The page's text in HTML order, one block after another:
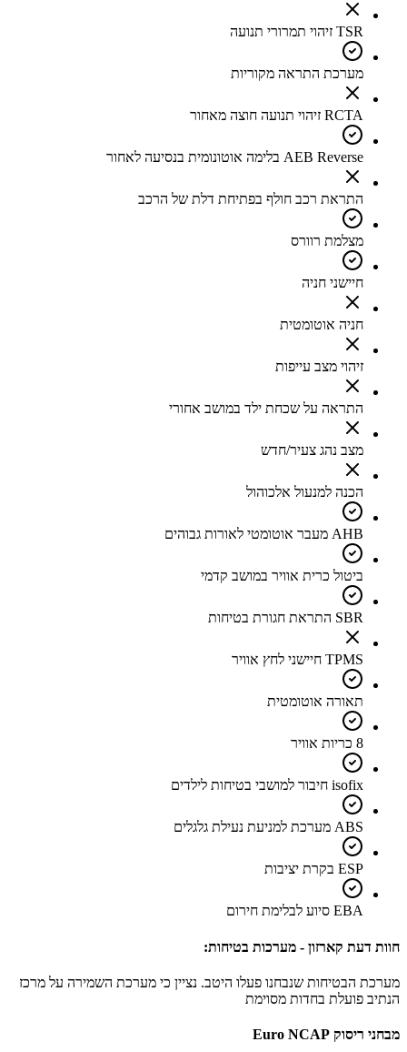
TSR זיהוי תמרורי תנועה
מערכת התראה מקוריות
RCTA זיהוי תנועה חוצה מאחור
AEB Reverse בלימה אוטונומית בנסיעה לאחור
התראת רכב חולף בפתיחת דלת של הרכב
מצלמת רוורס
חיישני חניה
חניה אוטומטית
זיהוי מצב עייפות
התראה על שכחת ילד במושב אחורי
מצב נהג צעיר/חדש
הכנה למנעול אלכוהול
AHB מעבר אוטומטי לאורות גבוהים
ביטול כרית אוויר במושב קדמי
SBR התראת חגורת בטיחות
TPMS חיישני לחץ אוויר
תאורה אוטומטית
8 כריות אוויר
isofix חיבור למושבי בטיחות לילדים
ABS מערכת למניעת נעילת גלגלים
ESP בקרת יציבות
EBA סיוע לבלימת חירום
חוות דעת קארזון - מערכות בטיחות:
מערכת הבטיחות שנבחנו פעלו היטב. נציין כי מערכת השמירה על מרכז
הנתיב פועלת בחדות מסוימת
מבחני ריסוק Euro NCAP